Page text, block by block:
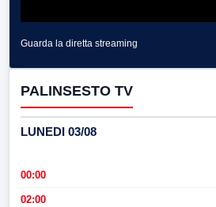
Guarda la diretta streaming
PALINSESTO TV
LUNEDI 03/08
00:00
02:00